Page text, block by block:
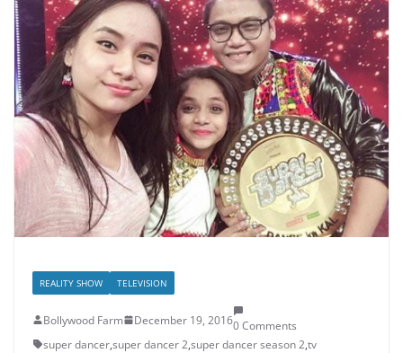
REALITY SHOW TELEVISION
Bollywood Farm December 19, 20160 Comments
super dancer,super dancer 2,super dancer season 2,tv